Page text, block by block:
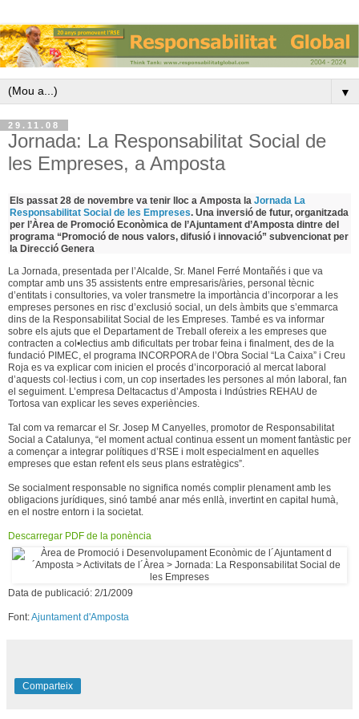
▼
29.11.08
Jornada: La Responsabilitat Social de
les Empreses, a Amposta
Els passat 28 de novembre va tenir lloc a Amposta la Jornada La
Responsabilitat Social de les Empreses. Una inversió de futur, organitzada
per l’Àrea de Promoció Econòmica de l’Ajuntament d’Amposta dintre del
programa “Promoció de nous valors, difusió i innovació” subvencionat per
la Direcció Genera
La Jornada, presentada per l’Alcalde, Sr. Manel Ferré Montañés i que va
comptar amb uns 35 assistents entre empresaris/àries, personal tècnic
d’entitats i consultories, va voler transmetre la importància d’incorporar a les
empreses persones en risc d’exclusió social, un dels àmbits que s’emmarca
dins de la Responsabilitat Social de les Empreses. També es va informar
sobre els ajuts que el Departament de Treball ofereix a les empreses que
contracten a col•lectius amb dificultats per trobar feina i finalment, des de la
fundació PIMEC, el programa INCORPORA de l’Obra Social “La Caixa” i Creu
Roja es va explicar com inicien el procés d’incorporació al mercat laboral
d’aquests col·lectius i com, un cop insertades les persones al món laboral, fan
el seguiment. L’empresa Deltacactus d’Amposta i Indústries REHAU de
Tortosa van explicar les seves experiències.
Tal com va remarcar el Sr. Josep M Canyelles, promotor de Responsabilitat
Social a Catalunya, “el moment actual continua essent un moment fantàstic per
a començar a integrar polítiques d’RSE i molt especialment en aquelles
empreses que estan refent els seus plans estratègics”.
Se socialment responsable no significa només complir plenament amb les
obligacions jurídiques, sinó també anar més enllà, invertint en capital humà,
en el nostre entorn i la societat.
Descarregar PDF de la ponència
Data de publicació: 2/1/2009
Font:Ajuntament d'Amposta
Comparteix